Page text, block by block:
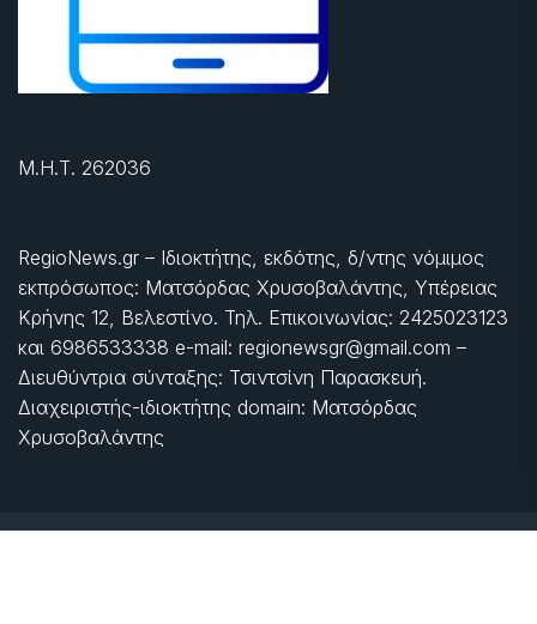
Μ.Η.Τ. 262036
RegioNews.gr – Ιδιοκτήτης, εκδότης, δ/ντης νόμιμος
εκπρόσωπος: Ματσόρδας Χρυσοβαλάντης, Υπέρειας
Κρήνης 12, Βελεστίνο. Τηλ. Επικοινωνίας: 2425023123
και 6986533338 e-mail: regionewsgr@gmail.com –
Διευθύντρια σύνταξης: Τσιντσίνη Παρασκευή.
Διαχειριστής-ιδιοκτήτης domain: Ματσόρδας
Χρυσοβαλάντης